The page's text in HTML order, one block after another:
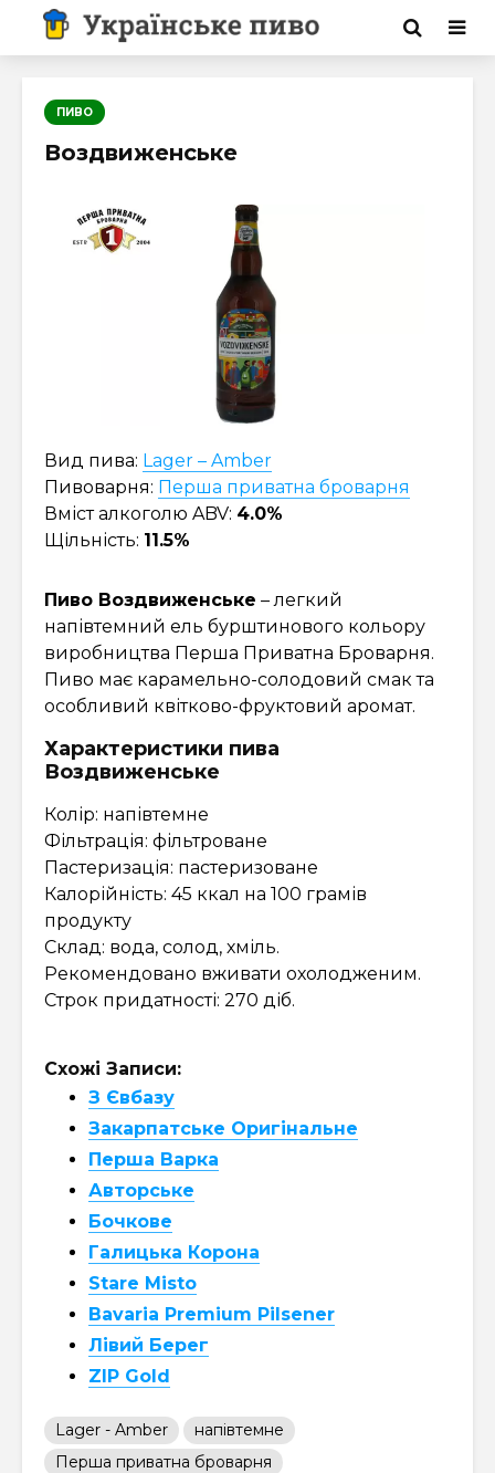
ПИВО
Воздвиженське
Вид пива: Lager – Amber
Пивоварня: Перша приватна броварня
Вміст алкоголю ABV: 4.0%
Щільність: 11.5%
Пиво Воздвиженське – легкий
напівтемний ель бурштинового кольору
виробництва Перша Приватна Броварня.
Пиво має карамельно-солодовий смак та
особливий квітково-фруктовий аромат.
Характеристики пива
Воздвиженське
Колір: напівтемне
Фільтрація: фільтроване
Пастеризація: пастеризоване
Калорійність: 45 ккал на 100 грамів
продукту
Склад: вода, солод, хміль.
Рекомендовано вживати охолодженим.
Строк придатності: 270 діб.
Схожі Записи:
З Євбазу
Закарпатське Оригінальне
Перша Варка
Авторське
Бочкове
Галицька Корона
Stare Misto
Bavaria Premium Pilsener
Лівий Берег
ZIP Gold
Lager - Amber
напівтемне
Перша приватна броварня